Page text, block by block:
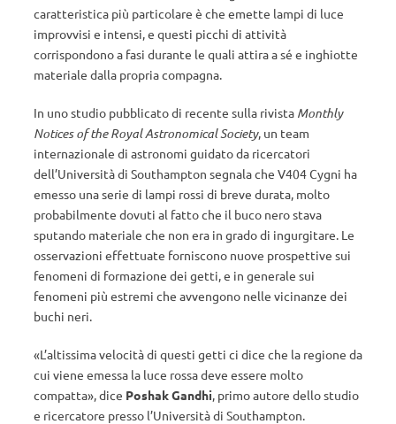
caratteristica più particolare è che emette lampi di luce
improvvisi e intensi, e questi picchi di attività
corrispondono a fasi durante le quali attira a sé e inghiotte
materiale dalla propria compagna.
In uno studio pubblicato di recente sulla rivista Monthly
Notices of the Royal Astronomical Society, un team
internazionale di astronomi guidato da ricercatori
dell’Università di Southampton segnala che V404 Cygni ha
emesso una serie di lampi rossi di breve durata, molto
probabilmente dovuti al fatto che il buco nero stava
sputando materiale che non era in grado di ingurgitare. Le
osservazioni effettuate forniscono nuove prospettive sui
fenomeni di formazione dei getti, e in generale sui
fenomeni più estremi che avvengono nelle vicinanze dei
buchi neri.
«L’altissima velocità di questi getti ci dice che la regione da
cui viene emessa la luce rossa deve essere molto
compatta», dice Poshak Gandhi, primo autore dello studio
e ricercatore presso l’Università di Southampton.